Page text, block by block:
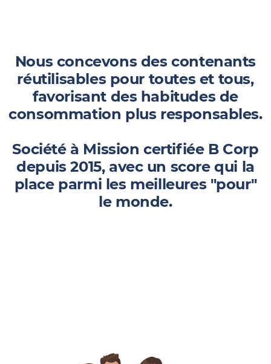
Nous concevons des contenants
réutilisables pour toutes et tous,
favorisant des habitudes de
consommation plus responsables.
Société à Mission certifiée B Corp
depuis 2015, avec un score qui la
place parmi les meilleures "pour"
le monde.